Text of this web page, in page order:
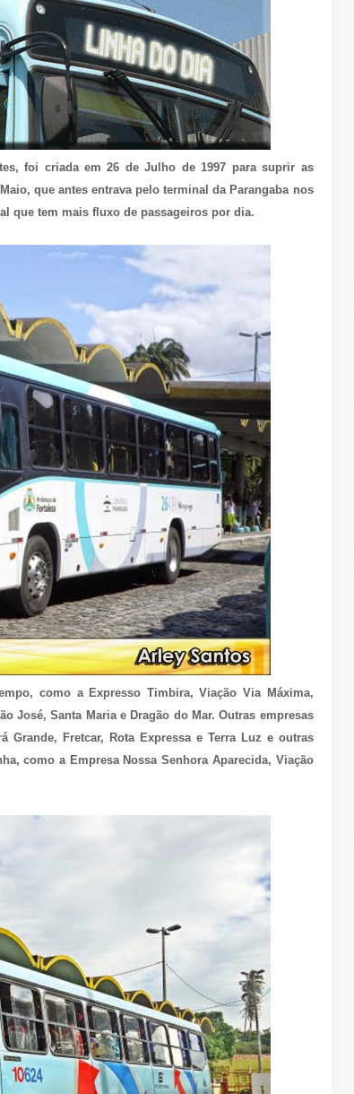
foi criada em 26 de Julho de 1997 para suprir as
que antes entrava pelo terminal da Parangaba nos
que tem mais fluxo de passageiros por dia.
como a Expresso Timbira, Viação Via Máxima,
José, Santa Maria e Dragão do Mar. Outras empresas
Fretcar, Rota Expressa e Terra Luz e outras
como a Empresa Nossa Senhora Aparecida, Viação